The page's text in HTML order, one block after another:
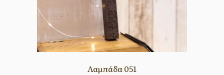
Λαμπάδα 051